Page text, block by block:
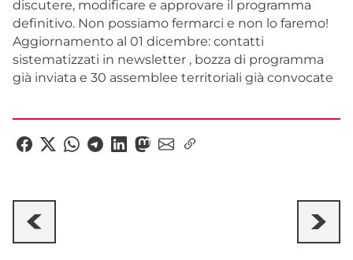
discutere, modificare e approvare il programma
definitivo. Non possiamo fermarci e non lo faremo!
Aggiornamento al 01 dicembre: contatti
sistematizzati in newsletter , bozza di programma
già inviata e 30 assemblee territoriali già convocate